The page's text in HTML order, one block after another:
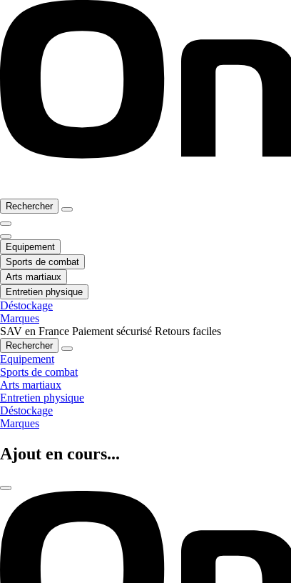
Rechercher
Equipement
Sports de combat
Arts martiaux
Entretien physique
Déstockage
Marques
SAV en France Paiement sécurisé Retours faciles
Rechercher
Equipement
Sports de combat
Arts martiaux
Entretien physique
Déstockage
Marques
Ajout en cours...